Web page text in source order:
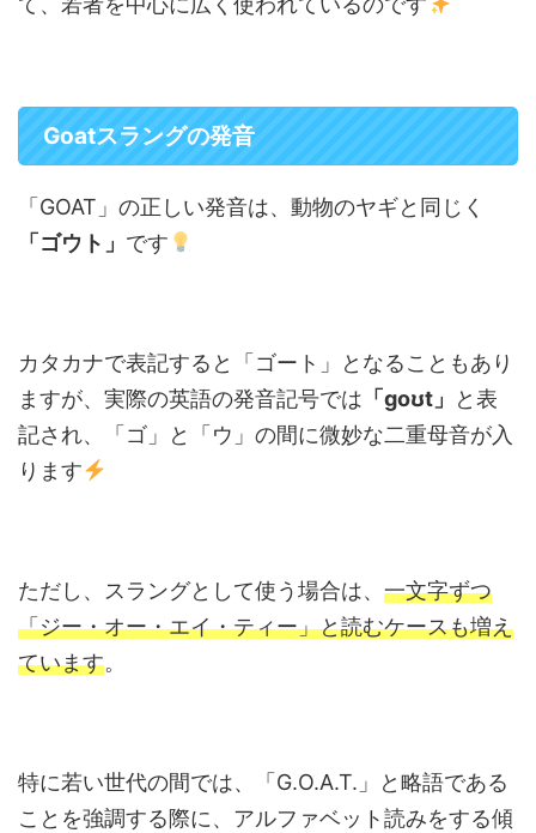
Goatスラングの発音
「GOAT」の正しい発音は、動物のヤギと同じく
「ゴウト」 です
カタカナで表記すると「ゴート」となることもあり
ますが、実際の英語の発音記号では 「ɡoʊt」
と表
記され、「ゴ」と「ウ」の間に微妙な二重母音が入
ります
ただし、スラングとして使う場合は、 一文字ずつ
「ジー・オー・エイ・ティー」と読むケースも増え
ています。
特に若い世代の間では、「G.O.A.T.」と略語である
ことを強調する際に、アルファベット読みをする傾